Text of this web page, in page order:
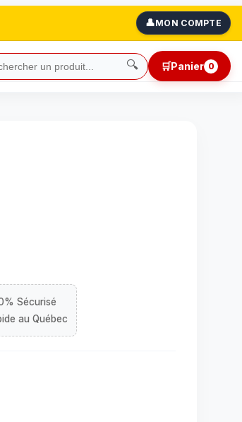
👤MON COMPTE
🔍 🛒Panier 0